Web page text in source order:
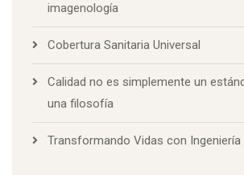
imagenología
Cobertura Sanitaria Universal
Calidad no es simplemente un
una filosofía
Transformando Vidas con Ingeniería